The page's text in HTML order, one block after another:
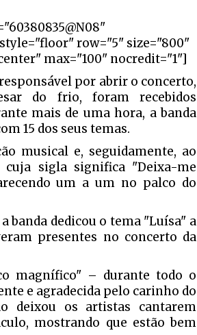
style="floor" row="5" size="800"
max="100" nocredit="1"]
responsável por abrir o concerto,
do frio, foram recebidos
mais de uma hora, a banda
15 dos seus temas.
musical e, seguidamente, ao
cuja sigla significa "Deixa-me
um a um no palco do
banda dedicou o tema "Luísa" a
presentes no concerto da
magnífico" – durante todo o
e agradecida pelo carinho do
deixou os artistas cantarem
mostrando que estão bem